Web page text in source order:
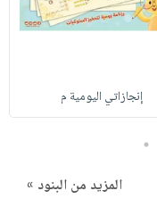
إنجازاتي اليومية م
5
المزيد من البنود »